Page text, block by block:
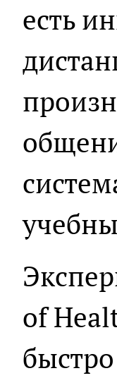
есть
of